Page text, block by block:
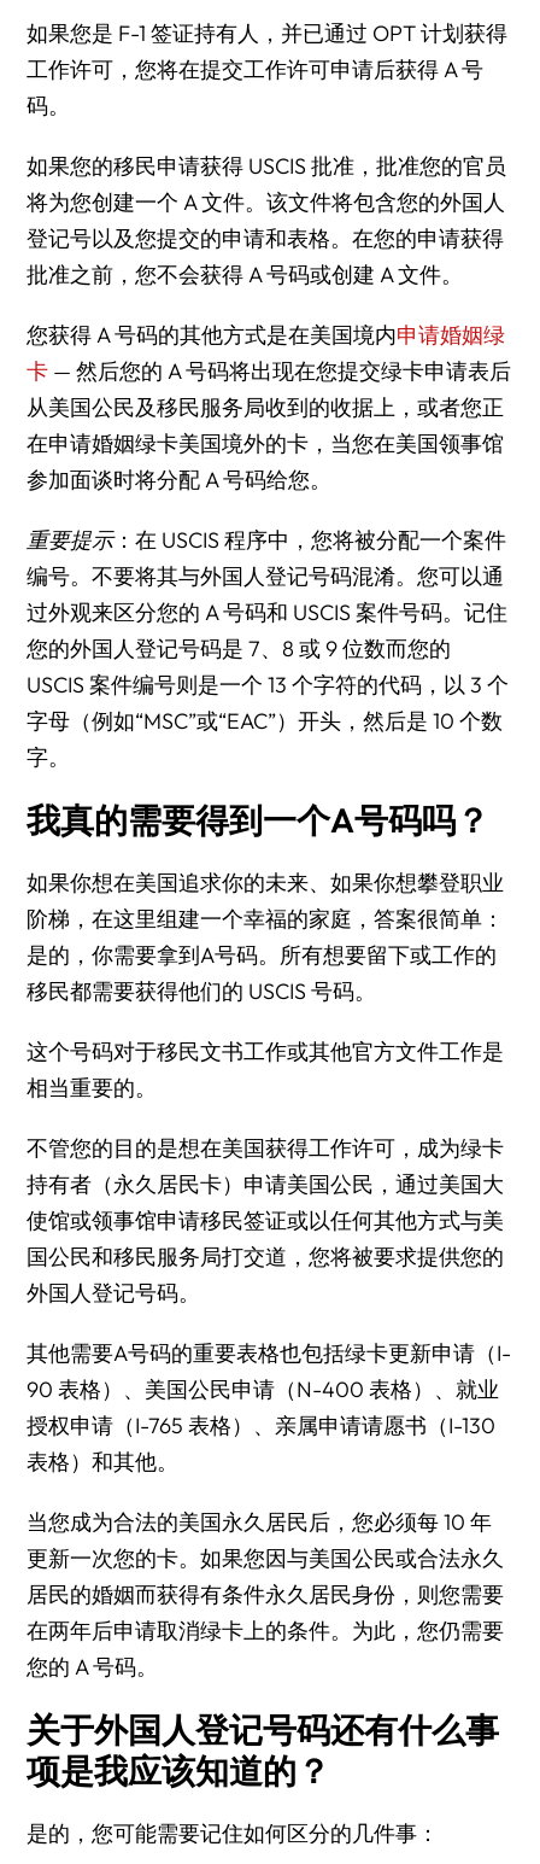
如果您是 F-1 签证持有人，并已通过 OPT 计划获得
工作许可，您将在提交工作许可申请后获得 A 号
码。
如果您的移民申请获得 USCIS 批准，批准您的官员
将为您创建一个 A 文件。该文件将包含您的外国人
登记号以及您提交的申请和表格。在您的申请获得
批准之前，您不会获得 A 号码或创建 A 文件。
您获得 A 号码的其他方式是在美国境内申请婚姻绿
卡 — 然后您的 A 号码将出现在您提交绿卡申请表后
从美国公民及移民服务局收到的收据上，或者您正
在申请婚姻绿卡美国境外的卡，当您在美国领事馆
参加面谈时将分配 A 号码给您。
重要提示：在 USCIS 程序中，您将被分配一个案件
编号。不要将其与外国人登记号码混淆。您可以通
过外观来区分您的 A 号码和 USCIS 案件号码。记住
您的外国人登记号码是 7、8 或 9 位数而您的
USCIS 案件编号则是一个 13 个字符的代码，以 3 个
字母（例如“MSC”或“EAC”）开头，然后是 10 个数
字。
我真的需要得到一个A号码吗？
如果你想在美国追求你的未来、如果你想攀登职业
阶梯，在这里组建一个幸福的家庭，答案很简单：
是的，你需要拿到A号码。所有想要留下或工作的
移民都需要获得他们的 USCIS 号码。
这个号码对于移民文书工作或其他官方文件工作是
相当重要的。
不管您的目的是想在美国获得工作许可，成为绿卡
持有者（永久居民卡） 申请美国公民 ，通过美国大
使馆或领事馆申请移民签证或以任何其他方式与美
国公民和移民服务局打交道，您将被要求提供您的
外国人登记号码。
其他需要A号码的重要表格也包括绿卡更新申请（I-
90 表格）、美国公民申请（N-400 表格）、就业
授权申请（I-765 表格）、亲属申请请愿书（I-130
表格）和其他。
当您成为合法的美国永久居民后，您必须每 10 年
更新一次您的卡。如果您因与美国公民或合法永久
居民的婚姻而获得有条件永久居民身份，则您需要
在两年后申请取消绿卡上的条件。为此，您仍需要
您的 A 号码。
关于外国人登记号码还有什么事
项是我应该知道的？
是的，您可能需要记住如何区分的几件事：